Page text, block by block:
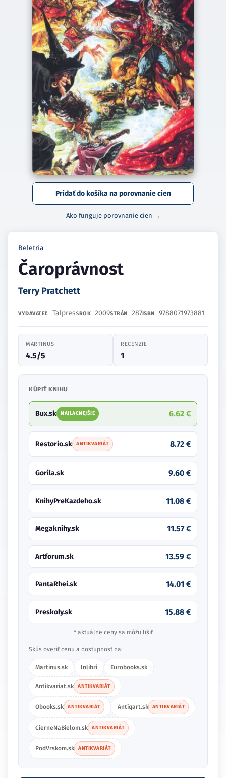
Pridať do košíka na porovnanie cien
Ako funguje porovnanie cien →
Beletria
Čaroprávnost
Terry Pratchett
VYDAVATEĽ TalpressROK 2009STRÁN 287ISBN 9788071973881
MARTINUS
4.5/5
RECENZIE
1
KÚPIŤ KNIHU
Bux.sk NAJLACNEJŠIE 6.62 €
Restorio.sk ANTIKVARIÁT 8.72 €
Gorila.sk 9.60 €
KnihyPreKazdeho.sk 11.08 €
Megaknihy.sk 11.57 €
Artforum.sk 13.59 €
PantaRhei.sk 14.01 €
Preskoly.sk 15.88 €
* aktuálne ceny sa môžu líšiť
Skús overiť cenu a dostupnosť na:
Martinus.sk Inlibri Eurobooks.sk
Antikvariat.sk ANTIKVARIÁT
Obooks.sk ANTIKVARIÁT Antiqart.sk ANTIKVARIÁT
CierneNaBielom.sk ANTIKVARIÁT
PodVrskom.sk ANTIKVARIÁT